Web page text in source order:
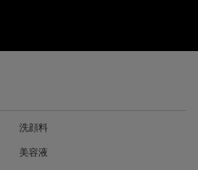
洗顔料
美容液